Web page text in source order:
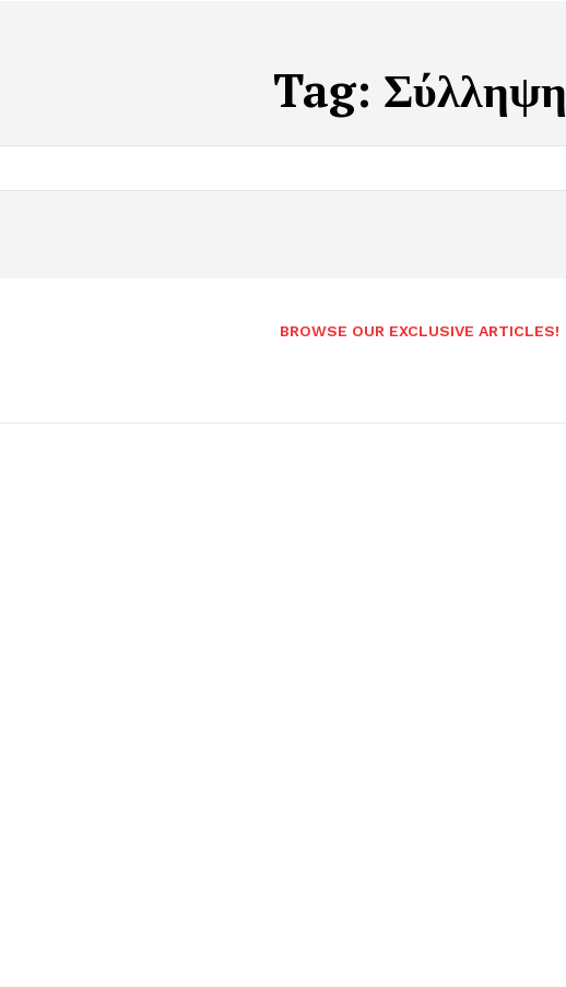
Tag: Σύλληψη
BROWSE OUR EXCLUSIVE ARTICLES!